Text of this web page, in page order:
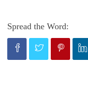
Spread the Word: